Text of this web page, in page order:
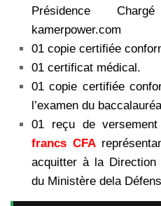
Présidence
kamerpower.com
01 copie certifiée
01 certificat médical.
01 copie certifiée
l’examen du
01 reçu de
francs CFA
acquitter à la Direction
du Ministère dela